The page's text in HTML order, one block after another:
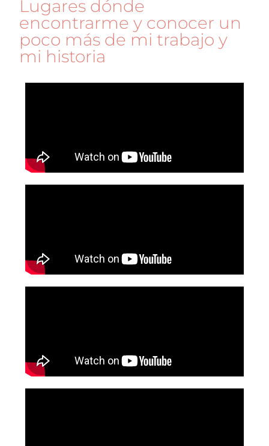
Lugares dónde
encontrarme y conocer un
poco más de mi trabajo y
mi historia